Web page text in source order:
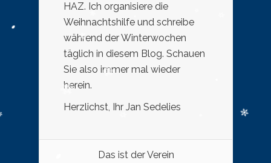
HAZ. Ich organisiere die
Weihnachtshilfe und schreibe
während der Winterwochen
täglich in diesem Blog. Schauen
Sie also immer mal wieder
herein.
Herzlichst, Ihr Jan Sedelies
Das ist der Verein